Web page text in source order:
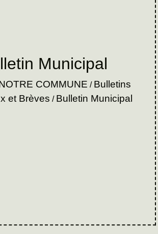
Municipal
COMMUNE / Bulletins
et Brèves / Bulletin Municipal